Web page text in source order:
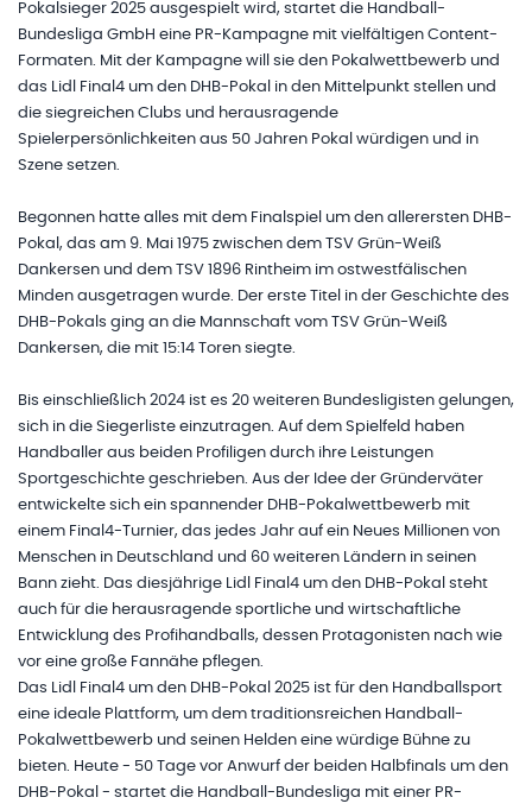
Pokalsieger 2025 ausgespielt wird, startet die Handball-
Bundesliga GmbH eine PR-Kampagne mit vielfältigen Content-
Formaten. Mit der Kampagne will sie den Pokalwettbewerb und
das Lidl Final4 um den DHB-Pokal in den Mittelpunkt stellen und
die siegreichen Clubs und herausragende
Spielerpersönlichkeiten aus 50 Jahren Pokal würdigen und in
Szene setzen.
Begonnen hatte alles mit dem Finalspiel um den allerersten DHB-
Pokal, das am 9. Mai 1975 zwischen dem TSV Grün-Weiß
Dankersen und dem TSV 1896 Rintheim im ostwestfälischen
Minden ausgetragen wurde. Der erste Titel in der Geschichte des
DHB-Pokals ging an die Mannschaft vom TSV Grün-Weiß
Dankersen, die mit 15:14 Toren siegte.
Bis einschließlich 2024 ist es 20 weiteren Bundesligisten gelungen,
sich in die Siegerliste einzutragen. Auf dem Spielfeld haben
Handballer aus beiden Profiligen durch ihre Leistungen
Sportgeschichte geschrieben. Aus der Idee der Gründerväter
entwickelte sich ein spannender DHB-Pokalwettbewerb mit
einem Final4-Turnier, das jedes Jahr auf ein Neues Millionen von
Menschen in Deutschland und 60 weiteren Ländern in seinen
Bann zieht. Das diesjährige Lidl Final4 um den DHB-Pokal steht
auch für die herausragende sportliche und wirtschaftliche
Entwicklung des Profihandballs, dessen Protagonisten nach wie
vor eine große Fannähe pflegen.
Das Lidl Final4 um den DHB-Pokal 2025 ist für den Handballsport
eine ideale Plattform, um dem traditionsreichen Handball-
Pokalwettbewerb und seinen Helden eine würdige Bühne zu
bieten. Heute - 50 Tage vor Anwurf der beiden Halbfinals um den
DHB-Pokal - startet die Handball-Bundesliga mit einer PR-